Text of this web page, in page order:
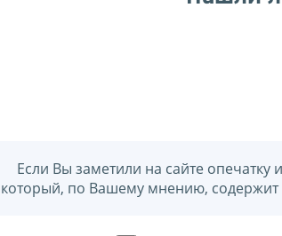
Если Вы заметили на сайте
который, по Вашему мнению,